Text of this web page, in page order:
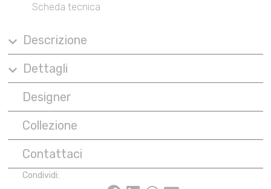
Descrizione
Dettagli
Designer
Collezione
Contattaci
Condividi:
Scheda tecnica